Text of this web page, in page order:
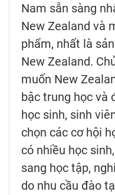
Nam sẵn sàng
New Zealand và
phẩm, nhất là
New Zealand.
muốn New
bậc trung học và
học sinh, sinh
chọn các cơ hội
có nhiều học
sang học tập,
do nhu cầu đào